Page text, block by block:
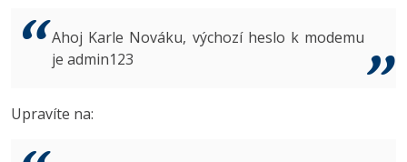
ASP.NET MVC
Best practices
MS-SQL
3D grafik
VB.NET
Copywriting
Inkscape
Ahoj Karle Nováku, výchozí heslo k modemu
je admin123
Upravíte na: